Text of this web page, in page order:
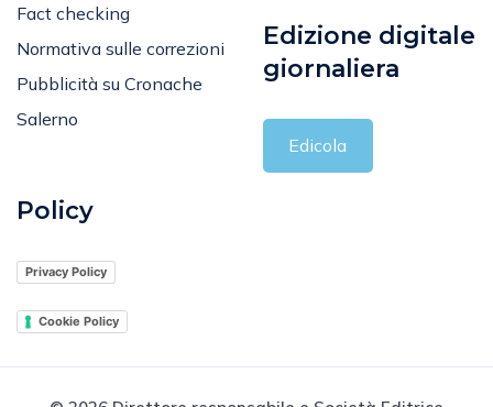
Fact checking
Normativa sulle correzioni
Pubblicità su Cronache
Salerno
Edizione digitale
giornaliera
Edicola
Policy
Privacy Policy
Cookie Policy